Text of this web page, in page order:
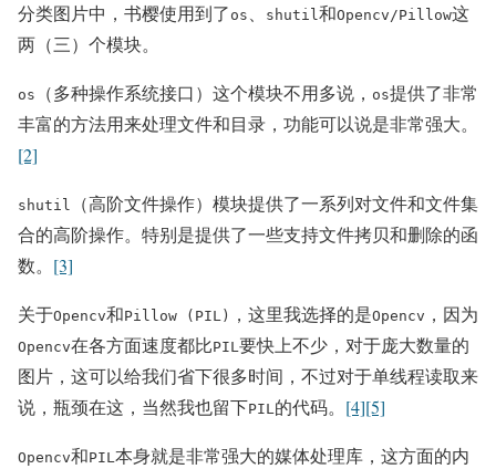
分类图片中，书樱使用到了 os 、 shutil和Opencv/Pillow这
两（三）个模块。
os （多种操作系统接口）这个模块不用多说， os提供了非常
丰富的方法用来处理文件和目录，功能可以说是非常强大。
[2]
shutil
（高阶文件操作）模块提供了一系列对文件和文件集
合的高阶操作。特别是提供了一些支持文件拷贝和删除的函
数。 [3]
关于Opencv和Pillow (PIL) ，这里我选择的是Opencv ，因为
Opencv在各方面速度都比PIL要快上不少，对于庞大数量的
图片，这可以给我们省下很多时间，不过对于单线程读取来
说，瓶颈在这，当然我也留下PIL的代码。 [4][5]
Opencv和PIL本身就是非常强大的媒体处理库，这方面的内